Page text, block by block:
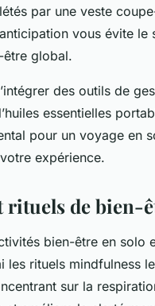
par une veste
vous évite
global.
des outils de
essentielles
pour un voyage en
expérience.
rituels de bien-
bien-être en solo
les rituels mindfulness
sur la